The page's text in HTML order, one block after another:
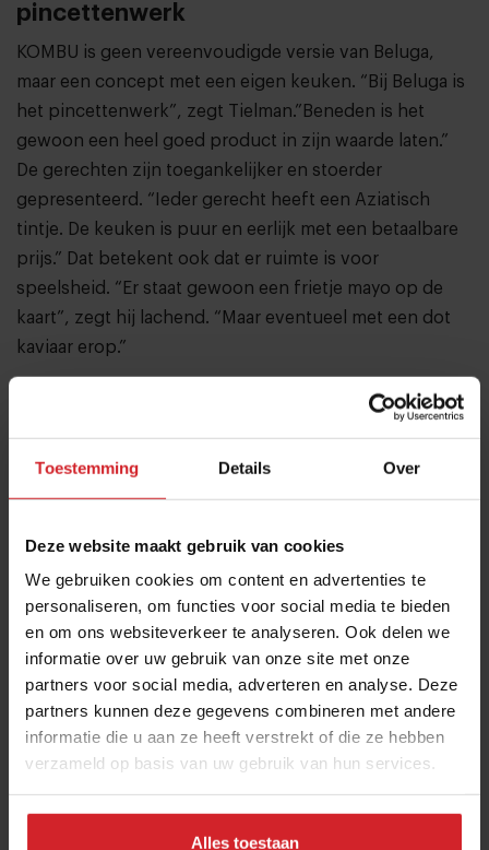
Toestemming Details Over
Deze website maakt gebruik van cookies
We gebruiken cookies om content en advertenties te
personaliseren, om functies voor social media te bieden
en om ons websiteverkeer te analyseren. Ook delen we
informatie over uw gebruik van onze site met onze
partners voor social media, adverteren en analyse. Deze
partners kunnen deze gegevens combineren met andere
informatie die u aan ze heeft verstrekt of die ze hebben
verzameld op basis van uw gebruik van hun services.
Alles toestaan
pincettenwerk
KOMBU is geen vereenvoudigde versie van Beluga,
maar een concept met een eigen keuken. “Bij Beluga is
het pincettenwerk”, zegt Tielman.”Beneden is het
gewoon een heel goed product in zijn waarde laten.”
De gerechten zijn toegankelijker en stoerder
gepresenteerd. “Ieder gerecht heeft een Aziatisch
tintje. De keuken is puur en eerlijk met een betaalbare
prijs.” Dat betekent ook dat er ruimte is voor
speelsheid. “Er staat gewoon een frietje mayo op de
kaart”, zegt hij lachend. “Maar eventueel met een dot
kaviaar erop.”
De eenvoud zit niet alleen in de presentatie, maar ook
in de opbouw van de gerechten. “We gaan uit van
minder doet, is het niet spannend genoeg. Maar meer
moet ook niet, want dan vraagt het te veel van het
team.” Die keuze maakt het concept efficiënter en
bestaat uit ambulante medewerkers.
Hogere besteding dan verwacht
Opvallend is dat gasten zich anders gedragen dan
vooraf werd verwacht. “Wij hoopten op een
gemiddelde besteding van €70 per persoon”, zegt
Tielman. “Maar dat valt nu hoger uit.” De reden ligt in
voorgerecht, een hoofdgerecht en misschien een